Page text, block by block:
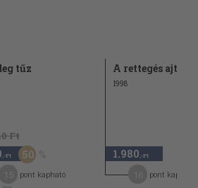
tűz
Ft
,-Ft 50
pont kapható
A rettegés ajtaja
1998
1.980 ,-Ft
pont kapható